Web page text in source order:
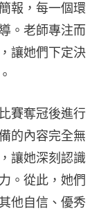
報，每一個環
。老師專注而
讓她們下定決
賽奪冠後進行
的內容完全無
讓她深刻認識
。從此，她們
他自信、優秀